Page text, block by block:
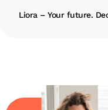
Liora – Your future.